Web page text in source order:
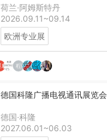
荷兰·阿姆斯特丹
2026.09.11~09.14
欧洲专业展
德国科隆广播电视通讯展览会
德国·科隆
2027.06.01~06.03